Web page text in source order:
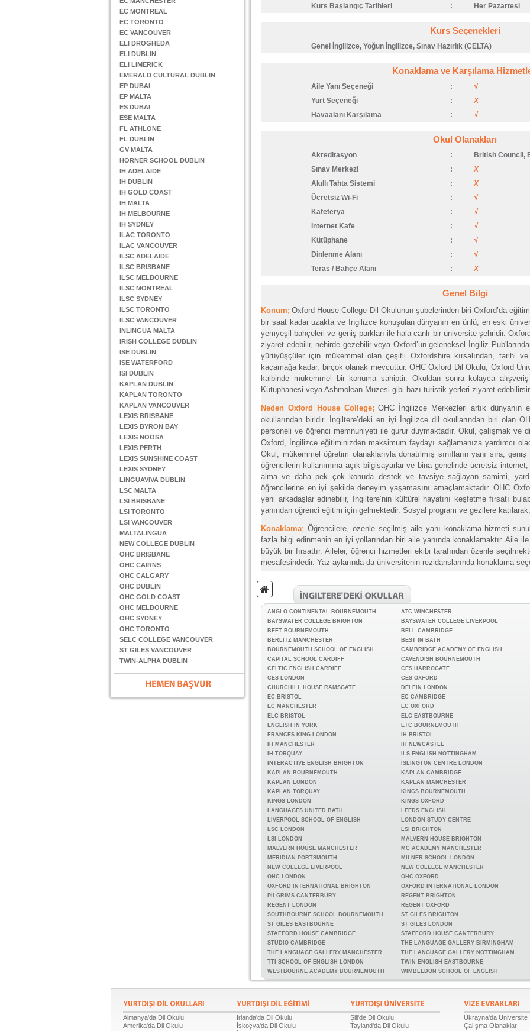
EC MONTREAL
EC TORONTO
EC VANCOUVER
ELI DROGHEDA
ELI DUBLIN
ELI LIMERICK
EMERALD CULTURAL DUBLIN
EP DUBAI
EP MALTA
ES DUBAI
ESE MALTA
FL ATHLONE
FL DUBLIN
GV MALTA
HORNER SCHOOL DUBLIN
IH ADELAIDE
IH DUBLIN
IH GOLD COAST
IH MALTA
IH MELBOURNE
IH SYDNEY
ILAC TORONTO
ILAC VANCOUVER
ILSC ADELAIDE
ILSC BRISBANE
ILSC MELBOURNE
ILSC MONTREAL
ILSC SYDNEY
ILSC TORONTO
ILSC VANCOUVER
INLINGUA MALTA
IRISH COLLEGE DUBLIN
ISE DUBLIN
ISE WATERFORD
ISI DUBLIN
KAPLAN DUBLIN
KAPLAN TORONTO
KAPLAN VANCOUVER
LEXIS BRISBANE
LEXIS BYRON BAY
LEXIS NOOSA
LEXIS PERTH
LEXIS SUNSHINE COAST
LEXIS SYDNEY
LINGUAVIVA DUBLIN
LSC MALTA
LSI BRISBANE
LSI TORONTO
LSI VANCOUVER
MALTALINGUA
NEW COLLEGE DUBLIN
OHC BRISBANE
OHC CAIRNS
OHC CALGARY
OHC DUBLIN
OHC GOLD COAST
OHC MELBOURNE
OHC SYDNEY
OHC TORONTO
SELC COLLEGE VANCOUVER
ST GILES VANCOUVER
TWIN-ALPHA DUBLIN
Kurs Başlangıç Tarihleri
: Her Pazartesi
Kurs Seçenekleri
Genel İngilizce, Yoğun İngilizce, Sınav Hazırlık (CELTA)
Konaklama ve Karşılama
Aile Yanı Seçeneği :
√
Yurt Seçeneği
:
X
Havaalanı Karşılama
: √
Okul Olanakları
Akreditasyon :
British Council,
Sınav Merkezi
:
X
Akıllı Tahta Sistemi
:
X
Ücretsiz Wi-Fi
:
√
Kafeterya
:
√
İnternet Kafe
:
√
Kütüphane
:
√
Dinlenme Alanı
:
√
Teras / Bahçe Alanı
: X
Genel Bilgi
Konum; Oxford House College Dil Okulunun şubelerinden biri Oxford’da
bir saat kadar uzakta ve İngilizce konuşulan dünyanın en ünlü, en eski
yemyeşil bahçeleri ve geniş parkları ile hala canlı bir üniversite şehridir.
ziyaret edebilir, nehirde gezebilir veya Oxford’un geleneksel İngiliz
yürüyüşçüler için mükemmel olan çeşitli Oxfordshire kırsalından, tarihi
kaçamağa kadar, birçok olanak mevcuttur. OHC Oxford Dil Okulu, Oxford
kalbinde mükemmel bir konuma sahiptir. Okuldan sonra kolayca
Kütüphanesi veya Ashmolean Müzesi gibi bazı turistik yerleri ziyaret
Neden Oxford House College; OHC İngilizce Merkezleri artık
okullarından biridir. İngiltere’deki en iyi İngilizce dil okullarından biri olan
personeli ve öğrenci memnuniyeti ile gurur duymaktadır. Okul, çalışmak ve
Oxford, İngilizce eğitiminizden maksimum faydayı sağlamanıza yardımcı
Okul, mükemmel öğretim olanaklarıyla donatılmış sınıfların yanı sıra,
öğrencilerin kullanımına açık bilgisayarlar ve bina genelinde ücretsiz
alma ve daha pek çok konuda destek ve tavsiye sağlayan samimi,
öğrencilerine en iyi şekilde deneyim yaşamasını amaçlamaktadır. OHC
yeni arkadaşlar edinebilir, İngiltere’nin kültürel hayatını keşfetme fırsatı
yanından öğrenci eğitim için gelmektedir. Sosyal program ve gezilere
Konaklama; Öğrencilere, özenle seçilmiş aile yanı konaklama hizmeti
fazla bilgi edinmenin en iyi yollarından biri aile yanında konaklamaktır. Aile
büyük bir fırsattır. Aileler, öğrenci hizmetleri ekibi tarafından özenle
mesafesindedir. Yaz aylarında da üniversitenin rezidanslarında konaklama
ANGLO CONTINENTAL BOURNEMOUTH
ATC WINCHESTER
BAYSWATER COLLEGE BRIGHTON
BAYSWATER COLLEGE LIVERPOOL
BEET BOURNEMOUTH
BELL CAMBRIDGE
BERLITZ MANCHESTER
BEST IN BATH
BOURNEMOUTH SCHOOL OF ENGLISH
CAMBRIDGE ACADEMY OF ENGLISH
CAPITAL SCHOOL CARDIFF
CAVENDISH BOURNEMOUTH
CELTIC ENGLISH CARDIFF
CES HARROGATE
CES LONDON
CES OXFORD
CHURCHILL HOUSE RAMSGATE
DELFIN LONDON
EC BRISTOL
EC CAMBRIDGE
EC MANCHESTER
EC OXFORD
ELC BRISTOL
ELC EASTBOURNE
ENGLISH IN YORK
ETC BOURNEMOUTH
FRANCES KING LONDON
IH BRISTOL
IH MANCHESTER
IH NEWCASTLE
IH TORQUAY
ILS ENGLISH NOTTINGHAM
INTERACTIVE ENGLISH BRIGHTON
ISLINGTON CENTRE LONDON
KAPLAN BOURNEMOUTH
KAPLAN CAMBRIDGE
KAPLAN LONDON
KAPLAN MANCHESTER
KAPLAN TORQUAY
KINGS BOURNEMOUTH
KINGS LONDON
KINGS OXFORD
LANGUAGES UNITED BATH
LEEDS ENGLISH
LIVERPOOL SCHOOL OF ENGLISH
LONDON STUDY CENTRE
LSC LONDON
LSI BRIGHTON
LSI LONDON
MALVERN HOUSE BRIGHTON
MALVERN HOUSE MANCHESTER
MC ACADEMY MANCHESTER
MERIDIAN PORTSMOUTH
MILNER SCHOOL LONDON
NEW COLLEGE LIVERPOOL
NEW COLLEGE MANCHESTER
OHC LONDON
OHC OXFORD
OXFORD INTERNATIONAL BRIGHTON
OXFORD INTERNATIONAL LONDON
PILGRIMS CANTERBURY
REGENT BRIGHTON
REGENT LONDON
REGENT OXFORD
SOUTHBOURNE SCHOOL BOURNEMOUTH
ST GILES BRIGHTON
ST GILES EASTBOURNE
ST GILES LONDON
STAFFORD HOUSE CAMBRIDGE
STAFFORD HOUSE CANTERBURY
STUDIO CAMBRIDGE
THE LANGUAGE GALLERY BIRMINGHAM
THE LANGUAGE GALLERY MANCHESTER
THE LANGUAGE GALLERY NOTTINGHAM
TTI SCHOOL OF ENGLISH LONDON
TWIN ENGLISH EASTBOURNE
WESTBOURNE ACADEMY BOURNEMOUTH
WIMBLEDON SCHOOL OF ENGLISH
Almanya'da Dil Okulu
Amerika'da Dil Okulu
İrlanda'da Dil Okulu
İskoçya'da Dil Okulu
Şili'de Dil Okulu
Tayland'da Dil Okulu
Ukrayna'da Üniversite
Çalışma Olanakları